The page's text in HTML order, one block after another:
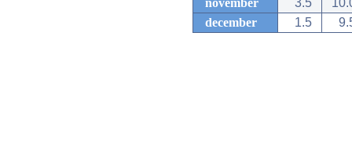
november
3.5
december
1.5